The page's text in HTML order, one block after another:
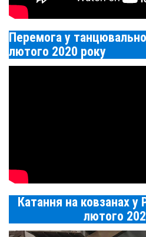
Перемога у
лютого 2020 року
Катання на ковзанах
лютого